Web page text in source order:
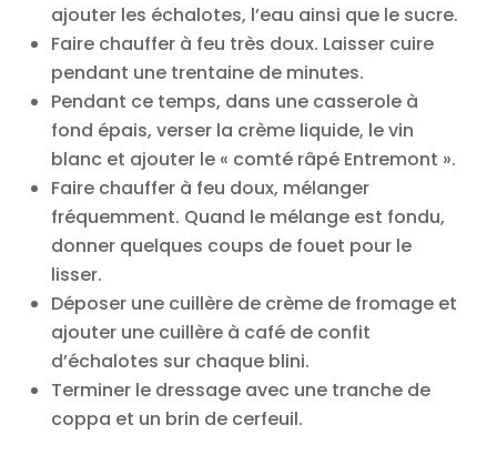
ajouter les échalotes, l’eau ainsi que le sucre.
Faire chauffer à feu très doux. Laisser cuire
pendant une trentaine de minutes.
Pendant ce temps, dans une casserole à
fond épais, verser la crème liquide, le vin
blanc et ajouter le « comté râpé Entremont ».
Faire chauffer à feu doux, mélanger
fréquemment. Quand le mélange est fondu,
donner quelques coups de fouet pour le
lisser.
Déposer une cuillère de crème de fromage et
ajouter une cuillère à café de confit
d’échalotes sur chaque blini.
Terminer le dressage avec une tranche de
coppa et un brin de cerfeuil.